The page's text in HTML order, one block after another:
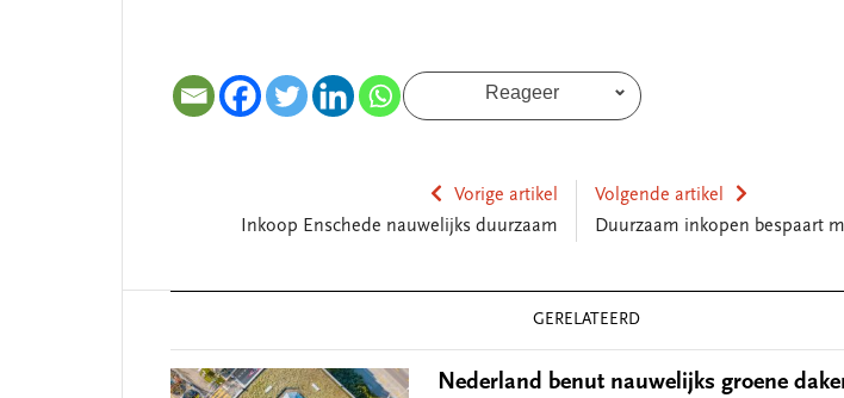
Reageer
Vorige artikel
Inkoop Enschede nauwelijks duurzaam
Volgende artikel
Duurzaam inkopen bespaart
GERELATEERD
Nederland benut nauwelijks groene